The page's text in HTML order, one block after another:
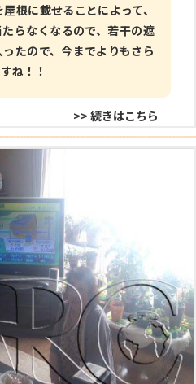
根に載せることによって、
らなくなるので、若干の遮
たので、今までよりもさら
ね！！
>> 続きはこちら